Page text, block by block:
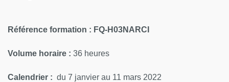
Référence formation : FQ-H03NARCI
Volume horaire : 36 heures
Calendrier : du 7 janvier au 11 mars 2022